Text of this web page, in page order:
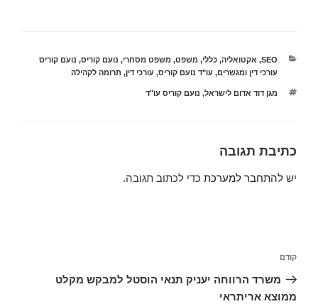
קטגוריות
SEO
, אקטואליה,כללי, משפט, משפט מסחרי, נועם קוריס, נועם קוריס
עורכי דין ומגשרים,עו"ד נועם קוריס,עורכי דין, תרומה לקהילה
תגיות
מגן דוד אדום לישראל, נועם קוריס עו"ד
כתיבת תגובה
יש להתחבר למערכת כדי לכתוב תגובה.
הפוסט
הקודם
קודם
משרד הרווחה יעניק תנאי הוסטל למבקש מקלט
ממוצא אריתראי